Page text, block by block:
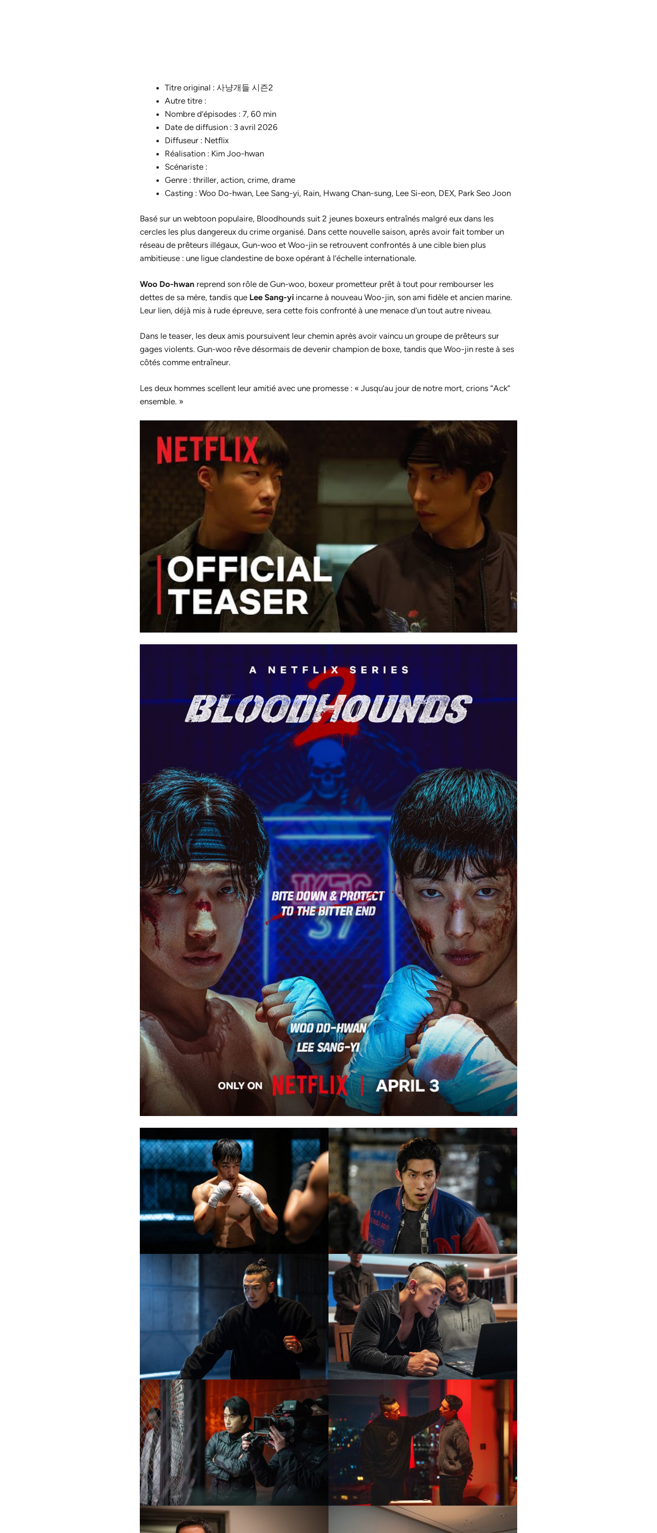
Titre original : 사냥개들 시즌2
Autre titre :
Nombre d’épisodes : 7, 60 min
Date de diffusion : 3 avril 2026
Diffuseur : Netflix
Réalisation : Kim Joo-hwan
Scénariste :
Genre : thriller, action, crime, drame
Casting : Woo Do-hwan, Lee Sang-yi, Rain, Hwang Chan-sung, Lee Si-eon, DEX, Park Seo Joon
Basé sur un webtoon populaire, Bloodhounds suit 2 jeunes boxeurs entraînés malgré eux dans les
cercles les plus dangereux du crime organisé. Dans cette nouvelle saison, après avoir fait tomber un
réseau de prêteurs illégaux, Gun-woo et Woo-jin se retrouvent confrontés à une cible bien plus
ambitieuse : une ligue clandestine de boxe opérant à l’échelle internationale.
Woo Do-hwan reprend son rôle de Gun-woo, boxeur prometteur prêt à tout pour rembourser les
dettes de sa mère, tandis que Lee Sang-yi incarne à nouveau Woo-jin, son ami fidèle et ancien marine.
Leur lien, déjà mis à rude épreuve, sera cette fois confronté à une menace d’un tout autre niveau.
Dans le teaser, les deux amis poursuivent leur chemin après avoir vaincu un groupe de prêteurs sur
gages violents. Gun-woo rêve désormais de devenir champion de boxe, tandis que Woo-jin reste à ses
côtés comme entraîneur.
Les deux hommes scellent leur amitié avec une promesse : « Jusqu’au jour de notre mort, crions “Ack”
ensemble. »